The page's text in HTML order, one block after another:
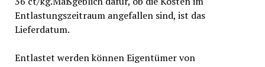
Entlastungszeitraum angefallen sind, ist das
Lieferdatum.
Entlastet werden können Eigentümer von